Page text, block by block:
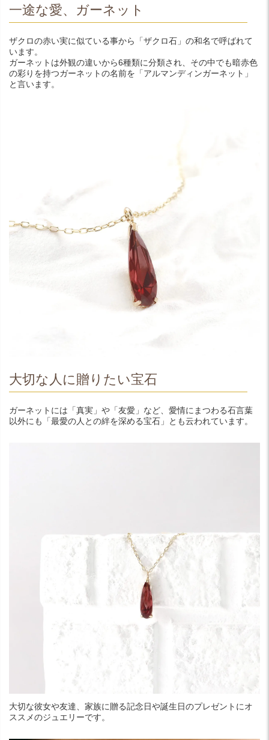
一途な愛、ガーネット
ザクロの赤い実に似ている事から「ザクロ石」の和名で呼ばれて
います。
ガーネットは外観の違いから6種類に分類され、その中でも暗赤色
の彩りを持つガーネットの名前を「アルマンディンガーネット」
と言います。
大切な人に贈りたい宝石
ガーネットには「真実」や「友愛」など、愛情にまつわる石言葉
以外にも「最愛の人との絆を深める宝石」とも云われています。
大切な彼女や友達、家族に贈る記念日や誕生日のプレゼントにオ
ススメのジュエリーです。